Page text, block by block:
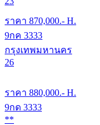
ราคา 870,000.- H.
9กค 3333
กรุงเทพมหานคร
26
ราคา 880,000.- H.
9กด 3333
**